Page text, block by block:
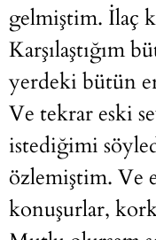
gelmiştim. İlaç
Karşılaştığım
yerdeki bütün
Ve tekrar eski
istediğimi
özlemiştim. Ve
konuşurlar,